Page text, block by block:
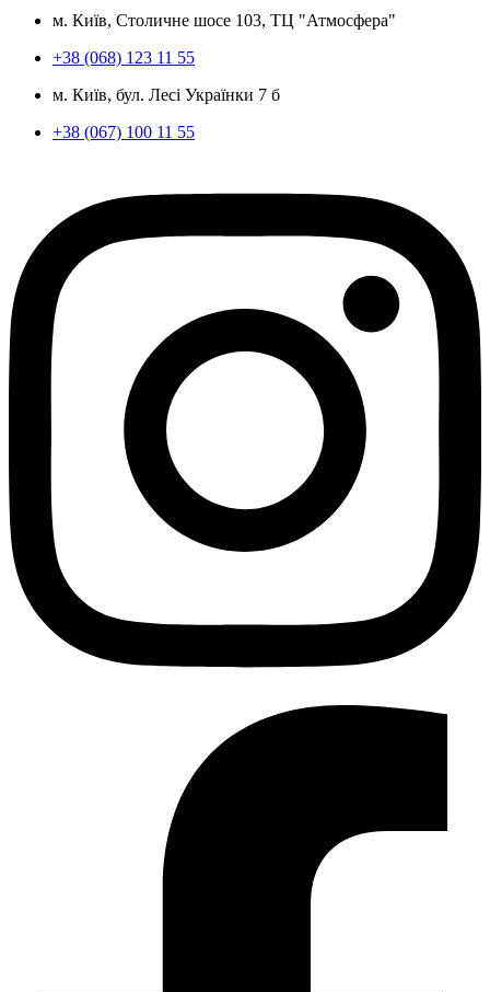
м. Київ, Столичне шосе 103, ТЦ "Атмосфера"
+38 (068) 123 11 55
м. Київ, бул. Лесі Українки 7 б
+38 (067) 100 11 55